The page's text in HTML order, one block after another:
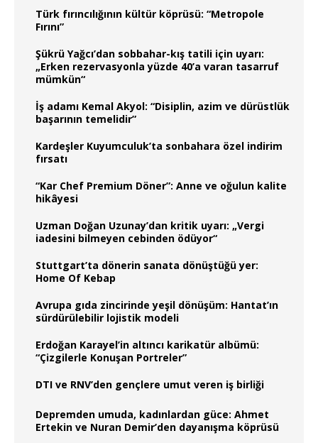
Türk fırıncılığının kültür köprüsü: “Metropole
Fırını”
Şükrü Yağcı’dan sobbahar-kış tatili için uyarı:
„Erken rezervasyonla yüzde 40’a varan tasarruf
mümkün“
İş adamı Kemal Akyol: “Disiplin, azim ve dürüstlük
başarının temelidir”
Kardeşler Kuyumculuk’ta sonbahara özel indirim
fırsatı
“Kar Chef Premium Döner”: Anne ve oğulun kalite
hikâyesi
Uzman Doğan Uzunay’dan kritik uyarı: „Vergi
iadesini bilmeyen cebinden ödüyor“
Stuttgart’ta dönerin sanata dönüştüğü yer:
Home Of Kebap
Avrupa gıda zincirinde yeşil dönüşüm: Hantat’ın
sürdürülebilir lojistik modeli
Erdoğan Karayel’in altıncı karikatür albümü:
“Çizgilerle Konuşan Portreler”
DTI ve RNV’den gençlere umut veren iş birliği
Depremden umuda, kadınlardan güce: Ahmet
Ertekin ve Nuran Demir’den dayanışma köprüsü